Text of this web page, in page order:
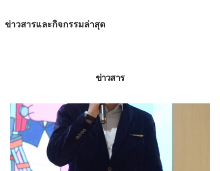
ข่าวสารและกิจกรรมล่าสุด
ข่าวสาร